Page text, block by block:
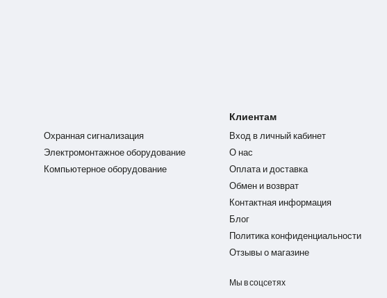
Охранная сигнализация
Электромонтажное оборудование
Компьютерное оборудование
Клиентам
Вход в личный кабинет
О нас
Оплата и доставка
Обмен и возврат
Контактная информация
Блог
Политика конфиденциальности
Отзывы о магазине
Мы в соцсетях